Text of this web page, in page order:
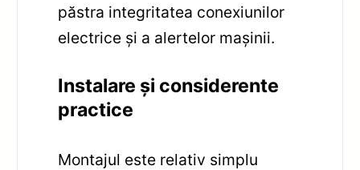
păstra integritatea conexiunilor
electrice și a alertelor mașinii.
Instalare și considerente
practice
Montajul este relativ simplu